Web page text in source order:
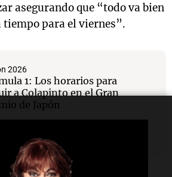
asegurando que “todo va bien
tiempo para el viernes”.
2026
1: Los horarios para
a Colapinto en el Gran
de Japón